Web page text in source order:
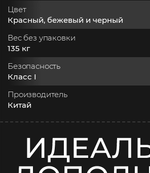
Цвет
Красный, бежевый и черный
Вес без упаковки
135 кг
Безопасность
Класс I
Производитель
Китай